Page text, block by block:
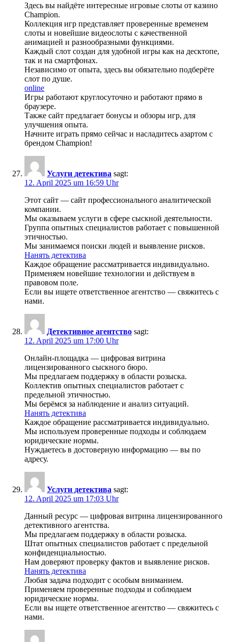
Здесь вы найдёте интересные игровые слоты от казино
Champion.
Коллекция игр представляет проверенные временем
слоты и новейшие видеослоты с качественной
анимацией и разнообразными функциями.
Каждый слот создан для удобной игры как на десктопе,
так и на смартфонах.
Независимо от опыта, здесь вы обязательно подберёте
слот по душе.
online
Игры работают круглосуточно и работают прямо в
браузере.
Также сайт предлагает бонусы и обзоры игр, для
улучшения опыта.
Начните играть прямо сейчас и насладитесь азартом с
брендом Champion!
Услуги детектива sagt:
12. April 2025 um 16:59 Uhr
Этот сайт — сайт профессионального аналитической
компании.
Мы оказываем услуги в сфере сыскной деятельности.
Группа опытных специалистов работает с повышенной
этичностью.
Мы занимаемся поиски людей и выявление рисков.
Нанять детектива
Каждое обращение рассматривается индивидуально.
Применяем новейшие технологии и действуем в
правовом поле.
Если вы ищете ответственное агентство — свяжитесь с
нами.
Детективное агентство sagt:
12. April 2025 um 17:00 Uhr
Онлайн-площадка — цифровая витрина
лицензированного сыскного бюро.
Мы предлагаем поддержку в области розыска.
Коллектив опытных специалистов работает с
предельной этичностью.
Мы берёмся за наблюдение и анализ ситуаций.
Нанять детектива
Каждое обращение рассматривается индивидуально.
Мы используем проверенные подходы и соблюдаем
юридические нормы.
Нуждаетесь в достоверную информацию — вы по
адресу.
Услуги детектива sagt:
12. April 2025 um 17:03 Uhr
Данный ресурс — цифровая витрина лицензированного
детективного агентства.
Мы предлагаем поддержку в области розыска.
Штат опытных специалистов работает с предельной
конфиденциальностью.
Нам доверяют проверку фактов и выявление рисков.
Нанять детектива
Любая задача подходит с особым вниманием.
Применяем проверенные подходы и соблюдаем
юридические нормы.
Если вы ищете ответственное агентство — свяжитесь с
нами.